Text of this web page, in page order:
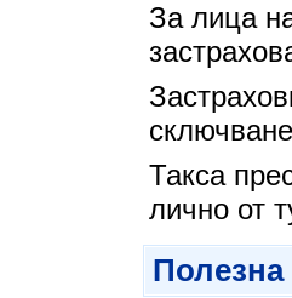
За лица
Такса
лично от